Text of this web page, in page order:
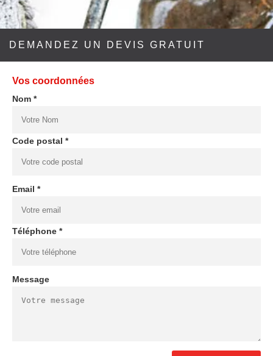
DEMANDEZ UN DEVIS GRATUIT
Vos coordonnées
Nom *
Code postal *
Email *
Téléphone *
Message